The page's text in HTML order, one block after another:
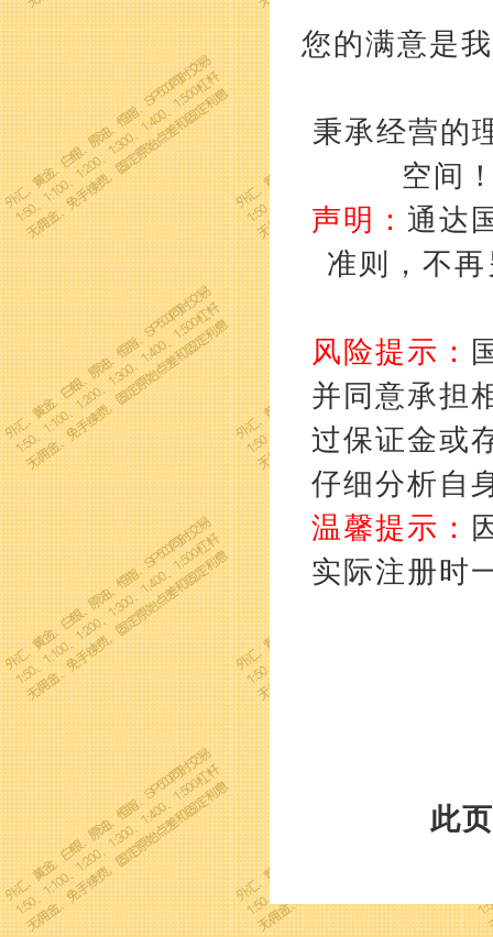
您的满意是
秉承经营的
空间
声明： 通达
准则，不
风险提示：
并同意承担
过保证金或
仔细分析自
温馨提示：
实际注册时
此